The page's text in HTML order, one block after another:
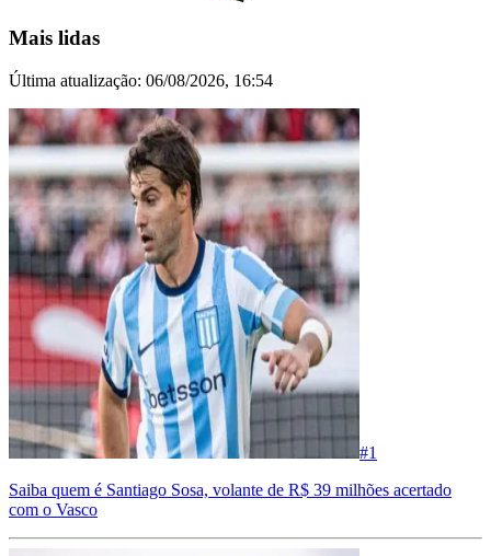
Mais lidas
Última atualização: 06/08/2026, 16:54
#1
Saiba quem é Santiago Sosa, volante de R$ 39 milhões acertado
com o Vasco